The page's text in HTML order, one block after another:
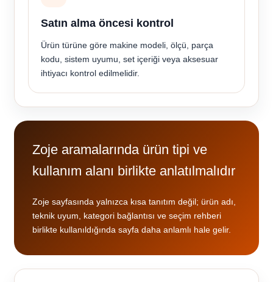
Satın alma öncesi kontrol
Ürün türüne göre makine modeli, ölçü, parça
kodu, sistem uyumu, set içeriği veya aksesuar
ihtiyacı kontrol edilmelidir.
Zoje aramalarında ürün tipi ve
kullanım alanı birlikte anlatılmalıdır
Zoje sayfasında yalnızca kısa tanıtım değil; ürün adı,
teknik uyum, kategori bağlantısı ve seçim rehberi
birlikte kullanıldığında sayfa daha anlamlı hale gelir.